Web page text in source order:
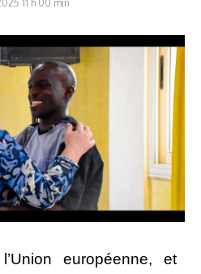
11 h 00 min
européenne, et